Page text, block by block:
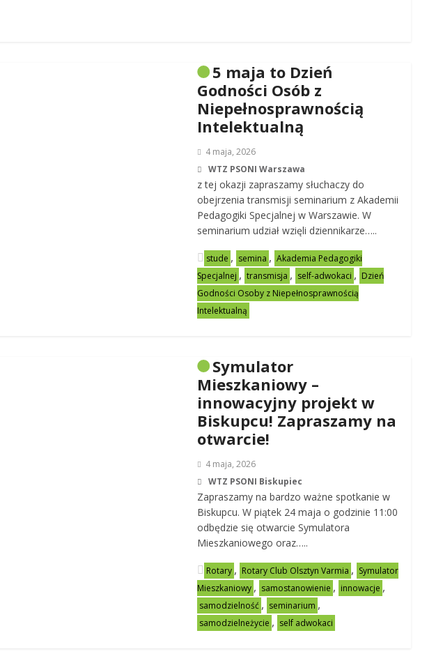
5 maja to Dzień
Godności Osób z
Niepełnosprawnością
Intelektualną
4 maja, 2026
WTZ PSONI Warszawa
z tej okazji zapraszamy słuchaczy do
obejrzenia transmisji seminarium z Akademii
Pedagogiki Specjalnej w Warszawie. W
seminarium udział wzięli dziennikarze…..
stude , semina , Akademia Pedagogiki
Specjalnej , transmisja , self-adwokaci , Dzień
Godności Osoby z Niepełnosprawnością
Intelektualną
Symulator
Mieszkaniowy –
innowacyjny projekt w
Biskupcu! Zapraszamy na
otwarcie!
4 maja, 2026
WTZ PSONI Biskupiec
Zapraszamy na bardzo ważne spotkanie w
Biskupcu. W piątek 24 maja o godzinie 11:00
odbędzie się otwarcie Symulatora
Mieszkaniowego oraz…..
Rotary , Rotary Club Olsztyn Varmia , Symulator
Mieszkaniowy , samostanowienie , innowacje ,
samodzielność , seminarium ,
samodzielneżycie , self adwokaci